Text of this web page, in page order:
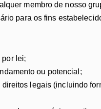
membro de nosso
para os fins
por lei;
ou potencial;
legais (incluindo